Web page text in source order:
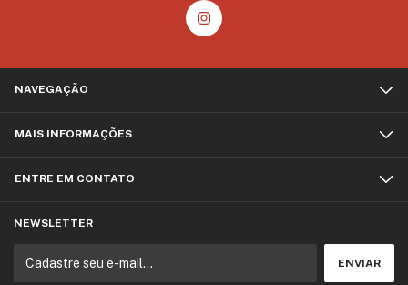
NAVEGAÇÃO
MAIS INFORMAÇÕES
ENTRE EM CONTATO
NEWSLETTER